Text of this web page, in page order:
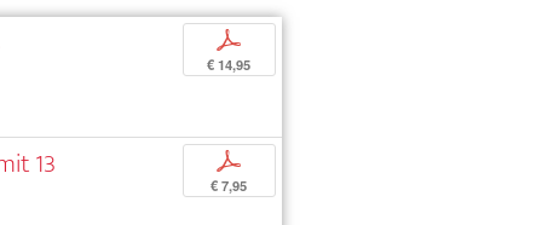
p
€ 14,95
13 p
€ 7,95